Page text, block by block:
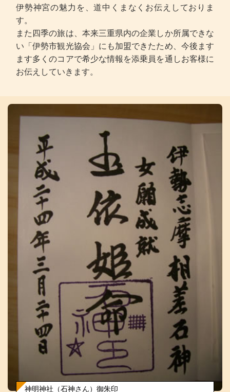
伊勢神宮の魅力を、道中くまなくお伝えしておりま
す。
また四季の旅は、本来三重県内の企業しか所属できな
い「伊勢市観光協会」にも加盟できたため、今後ます
ます多くのコアで希少な情報を添乗員を通しお客様に
お伝えしていきます。
神明神社（石神さん）御朱印